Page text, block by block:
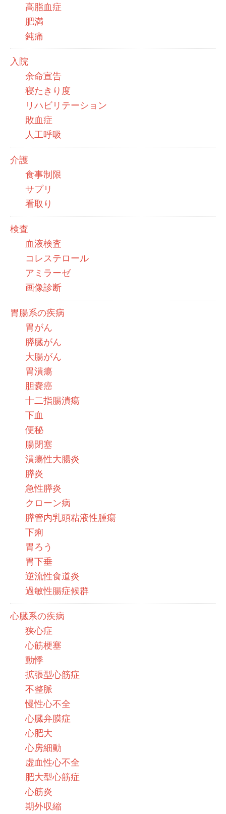
高脂血症
肥満
鈍痛
入院
余命宣告
寝たきり度
リハビリテーション
敗血症
人工呼吸
介護
食事制限
サプリ
看取り
検査
血液検査
コレステロール
アミラーゼ
画像診断
胃腸系の疾病
胃がん
膵臓がん
大腸がん
胃潰瘍
胆嚢癌
十二指腸潰瘍
下血
便秘
腸閉塞
潰瘍性大腸炎
膵炎
急性膵炎
クローン病
膵管内乳頭粘液性腫瘍
下痢
胃ろう
胃下垂
逆流性食道炎
過敏性腸症候群
心臓系の疾病
狭心症
心筋梗塞
動悸
拡張型心筋症
不整脈
慢性心不全
心臓弁膜症
心肥大
心房細動
虚血性心不全
肥大型心筋症
心筋炎
期外収縮